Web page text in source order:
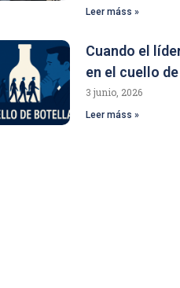
Leer máss »
Cuando el
en el cuello
3 junio, 2026
Leer máss »